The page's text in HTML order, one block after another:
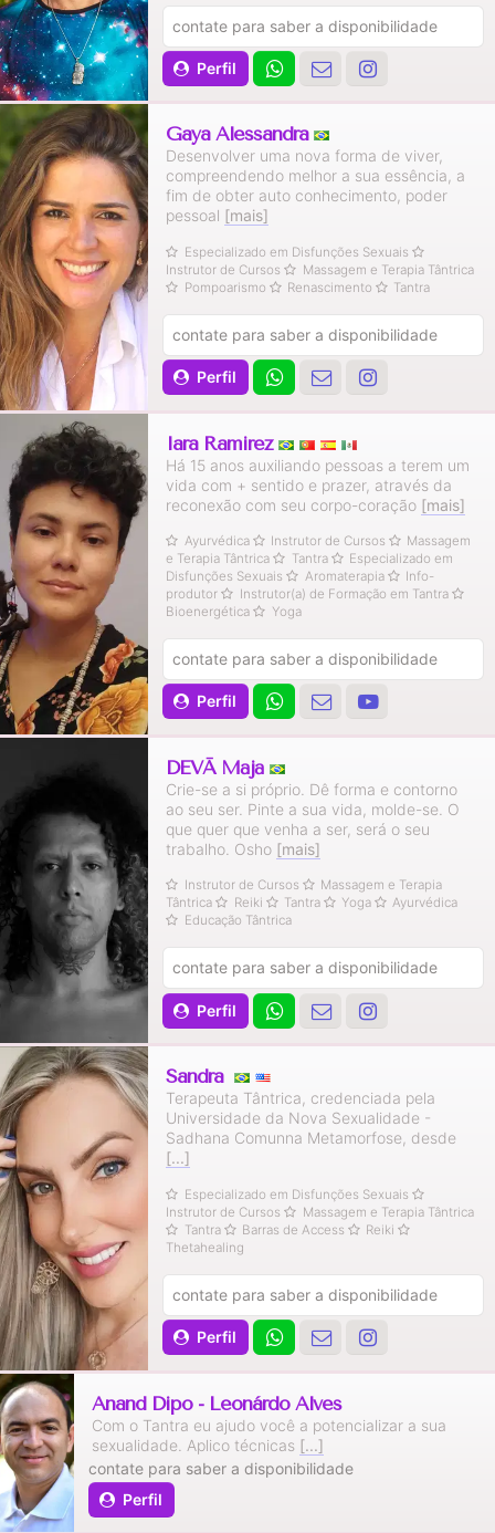
Perfil
contate para saber a disponibilidade
Gaya Alessandra
Desenvolver uma nova forma de viver,
compreendendo melhor a sua essência, a
fim de obter auto conhecimento, poder
pessoal [mais]
Especializado em Disfunções Sexuais
Instrutor de Cursos
Massagem e Terapia Tântrica
Pompoarismo
Renascimento Tantra
Perfil
contate para saber a disponibilidade
Iara Ramirez
Há 15 anos auxiliando pessoas a terem um
vida com + sentido e prazer, através da
reconexão com seu corpo-coração [mais]
Ayurvédica Instrutor de Cursos
Massagem
e Terapia Tântrica
Tantra
Especializado em
Disfunções Sexuais
Aromaterapia
Info-
produtor
Instrutor(a) de Formação em Tantra
Bioenergética
Yoga
Perfil
contate para saber a disponibilidade
DEVĀ Mājā
Crie-se a si próprio. Dê forma e contorno
ao seu ser. Pinte a sua vida, molde-se. O
que quer que venha a ser, será o seu
trabalho. Osho [mais]
Instrutor de Cursos
Massagem e Terapia
Tântrica
Reiki Tantra Yoga
Ayurvédica
Educação Tântrica
Perfil
contate para saber a disponibilidade
Sandra
Terapeuta Tântrica, credenciada pela
Universidade da Nova Sexualidade -
Sadhana Comunna Metamorfose, desde
[...]
Especializado em Disfunções Sexuais
Instrutor de Cursos
Massagem e Terapia Tântrica
Tantra
Barras de Access
Reiki
Thetahealing
Perfil
contate para saber a disponibilidade
Anand Dipo - Leonárdo Alves
Com o Tantra eu ajudo você a potencializar a sua
sexualidade. Aplico técnicas [...]
Perfil
contate para saber a disponibilidade